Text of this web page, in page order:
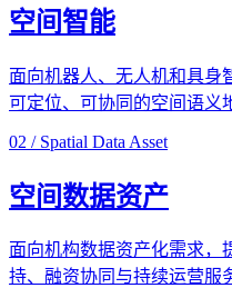
空间智能
面向机器人、无人机和具身
可定位、可协同的空间语义
02 / Spatial Data Asset
空间数据资产
面向机构数据资产化需求，
持、融资协同与持续运营服